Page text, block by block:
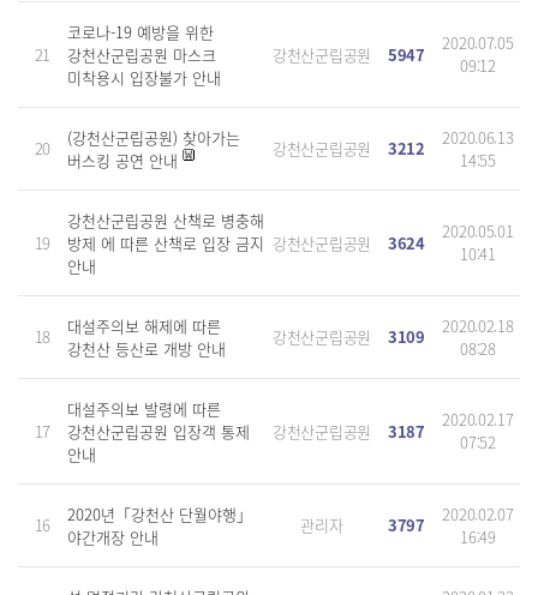
21
코로나-19 예방을 위한
강천산군립공원 마스크
미착용시 입장불가 안내
강천산군립공원 5947
2020.07.05
09:12
20
(강천산군립공원) 찾아가는
버스킹 공연 안내
강천산군립공원 3212
2020.06.13
14:55
19
강천산군립공원 산책로 병충해
방제 에 따른 산책로 입장 금지
안내
강천산군립공원 3624
2020.05.01
10:41
18
대설주의보 해제에 따른
강천산 등산로 개방 안내
강천산군립공원 3109
2020.02.18
08:28
17
대설주의보 발령에 따른
강천산군립공원 입장객 통제
안내
강천산군립공원 3187
2020.02.17
07:52
16
2020년「강천산 단월야행」
야간개장 안내
관리자 3797
2020.02.07
16:49